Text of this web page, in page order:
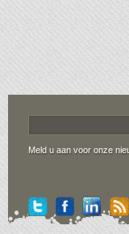
Meld u aan voor onze